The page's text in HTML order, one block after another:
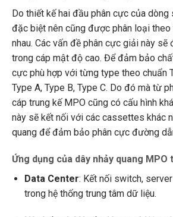
Do thiết kế hai đầu phân cực của dòng
đặc biệt nên cũng được phân loại
nhau. Các vấn đề phân cực giải này
trong cáp mật độ cao. Để đảm bảo
cực phù hợp với từng type theo chuẩn
Type A, Type B, Type C. Do đó mà từ
cáp trung kế MPO cũng có cấu hình
này sẽ kết nối với các cassettes khác
quang để đảm bảo phân cực đường
Ứng dụng của dây nhảy quang MPO
Data Center: Kết nối switch,
trong hệ thống trung tâm dữ liệu.